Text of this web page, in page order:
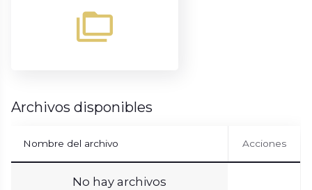
Archivos disponibles
Nombre del archivo Acciones
No hay archivos